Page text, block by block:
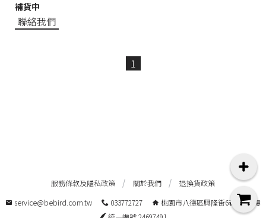
補貨中
聯絡我們
1
服務條款及隱私政策 關於我們
退換貨政策
service@bebird.com.tw
033772727
桃園市八德區興隆街6巷10號1樓